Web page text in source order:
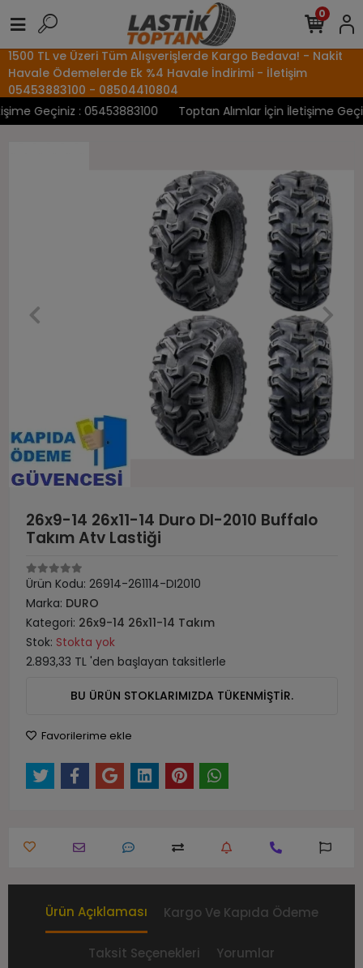
1500 TL ve Üzeri Tüm Alışverişlerde Kargo Bedava! - Nakit
Havale Ödemelerde Ek %4 Havale İndirimi - İletişim
05453883100 - 08504410804
Geçiniz : 05453883100
Toptan Alımlar İçin İletişime
0
26x9-14 26x11-14 Duro DI-2010 Buffalo
Takım Atv Lastiği
Ürün Kodu: 26914-261114-DI2010
Marka: DURO
Kategori: 26x9-14 26x11-14 Takım
Stok: Stokta yok
2.893,33 TL 'den başlayan taksitlerle
BU ÜRÜN STOKLARIMIZDA TÜKENMİŞTİR.
Favorilerime ekle
Ürün Açıklaması Kargo Ve Kapıda Ödeme
Taksit Seçenekleri Yorumlar